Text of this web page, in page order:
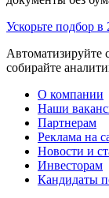
Ускорьте подбор в
Автоматизируйте
собирайте
О компании
Наши
Партнерам
Реклама на
Новости и
Инвесторам
Кандидаты